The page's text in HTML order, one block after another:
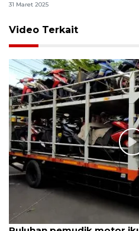
31 Maret 2025
Video Terkait